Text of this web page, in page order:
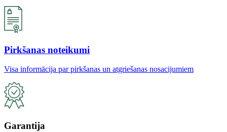
Pirkšanas noteikumi
Visa informācija par pirkšanas un atgriešanas nosacijumiem
Garantija